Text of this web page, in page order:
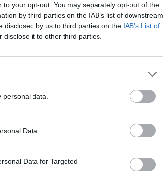
your opt-out. You may separately opt-out of the
by third parties on the IAB’s list of downstream
disclosed by us to third parties on the IAB’s List of
disclose it to other third parties.
data.
Data.
Data for Targeted
tot!”
de multă
sunt nevoiţi să
– Timișoara,
TOT! Incercati